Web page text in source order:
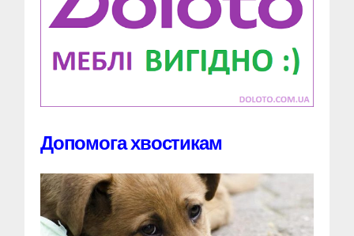
Допомога хвостикам